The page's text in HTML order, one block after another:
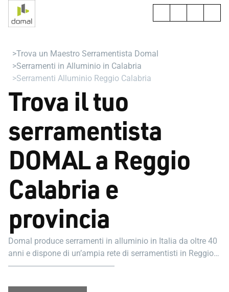
Trova un Maestro Serramentista Domal
Serramenti in Alluminio in Calabria
Serramenti Alluminio Reggio Calabria
Trova il tuo
serramentista
DOMAL a Reggio
Calabria e
provincia
Domal produce serramenti in alluminio in Italia da oltre 40
anni e dispone di un’ampia rete di serramentisti in Reggio
Calabria pronti ad aiutarti nel tuo progetto.